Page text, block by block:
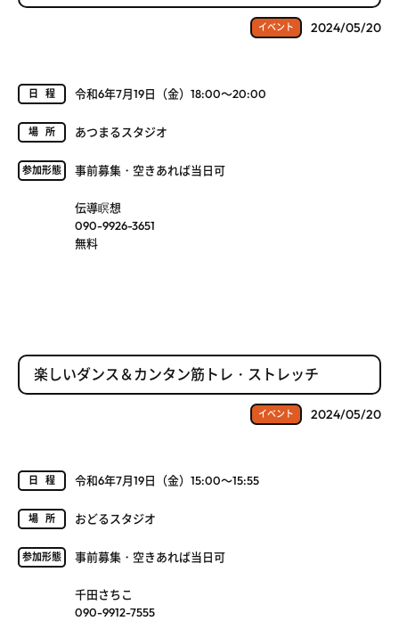
イベント 2024/05/20
日程 令和6年7月19日（金）18:00～20:00
場所 あつまるスタジオ
参加形態 事前募集・空きあれば当日可
伝導瞑想
090-9926-3651
無料
楽しいダンス＆カンタン筋トレ・ストレッチ
イベント 2024/05/20
日程 令和6年7月19日（金）15:00～15:55
場所 おどるスタジオ
参加形態 事前募集・空きあれば当日可
千田さちこ
090-9912-7555